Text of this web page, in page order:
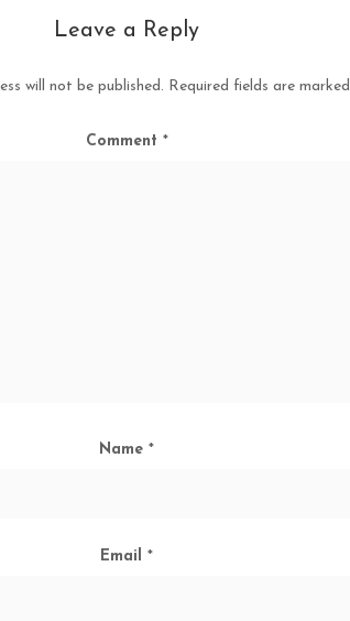
Leave a Reply
will not be published. Required fields are marked
Comment *
Name *
Email *